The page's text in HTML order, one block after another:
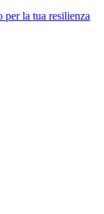
per la tua resilienza